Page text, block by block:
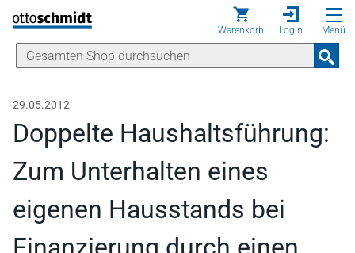
Direkt zum Inhalt
Warenkorb Login Menü
29.05.2012
Doppelte Haushaltsführung:
Zum Unterhalten eines
eigenen Hausstands bei